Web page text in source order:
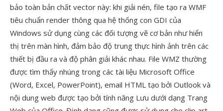
bảo toàn bản chất vector này: khi giải nén, file tạo ra WMF
tiêu chuẩn render thông qua hệ thống con GDI của
Windows sử dụng cùng các đối tượng vẽ cơ bản như hiển
thị trên màn hình, đảm bảo độ trung thực hình ảnh trên các
thiết bị đầu ra và độ phân giải khác nhau. File WMZ thường
được tìm thấy nhúng trong các tài liệu Microsoft Office
(Word, Excel, PowerPoint), email HTML tạo bởi Outlook và
nội dung web được tạo bởi tính năng Lưu dưới dạng Trang